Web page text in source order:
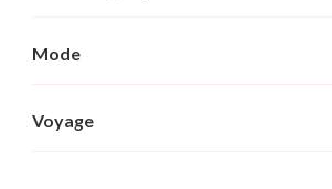
Mode
Voyage